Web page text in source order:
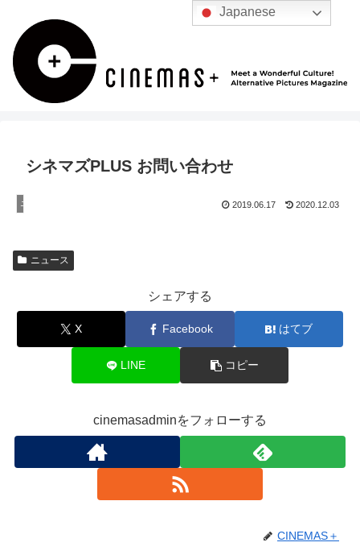
シネマズPLUS お問い合わせ
ニュース 2019.06.17 2020.12.03
ニュース
シェアする
X Facebook はてブ
LINE コピー
cinemasadminをフォローする
CINEMAS＋
Japanese